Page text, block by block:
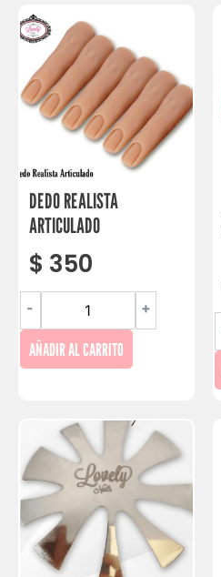
DEDO REALISTA
ARTICULADO
$ 350
- +
AÑADIR AL CARRITO